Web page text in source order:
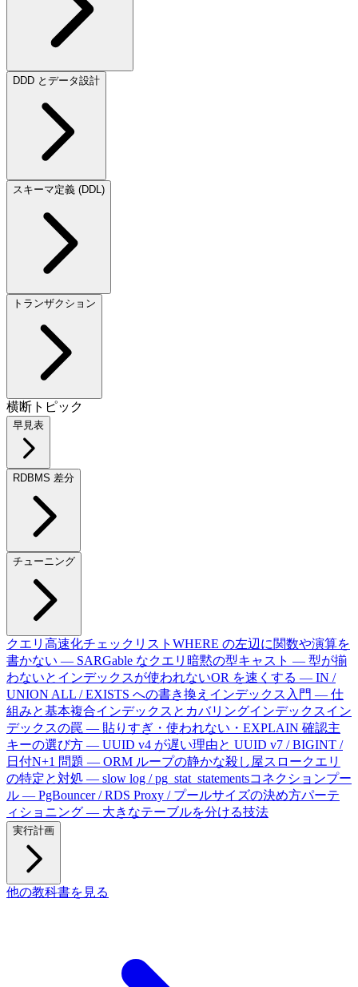
DDD とデータ設計
スキーマ定義 (DDL)
トランザクション
横断トピック
早見表
RDBMS 差分
チューニング
クエリ高速化チェックリスト WHERE の左辺に関数や演算を
書かない — SARGable なクエリ 暗黙の型キャスト — 型が揃
わないとインデックスが使われないOR を速くする — IN /
UNION ALL / EXISTS への書き換え インデックス入門 — 仕
組みと基本複合インデックスとカバリングインデックスイン
デックスの罠 — 貼りすぎ・使われない・EXPLAIN 確認主
キーの選び方 — UUID v4 が遅い理由と UUID v7 / BIGINT /
日付N+1 問題 — ORM ループの静かな殺し屋スロークエリ
の特定と対処 — slow log / pg_stat_statementsコネクションプー
ル — PgBouncer / RDS Proxy / プールサイズの決め方パーテ
ィショニング — 大きなテーブルを分ける技法
実行計画
他の教科書を見る